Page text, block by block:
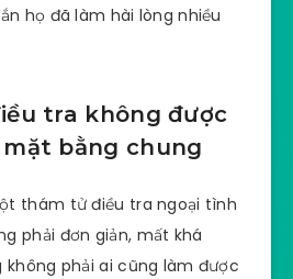
họ đã làm hài lòng nhiều
tra không được
bằng chung
thám tử điều tra ngoại tình
phải đơn giản, mất khá
không phải ai cũng làm được